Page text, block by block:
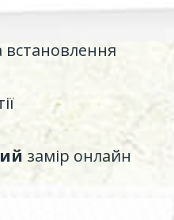
встановлення
замір онлайн